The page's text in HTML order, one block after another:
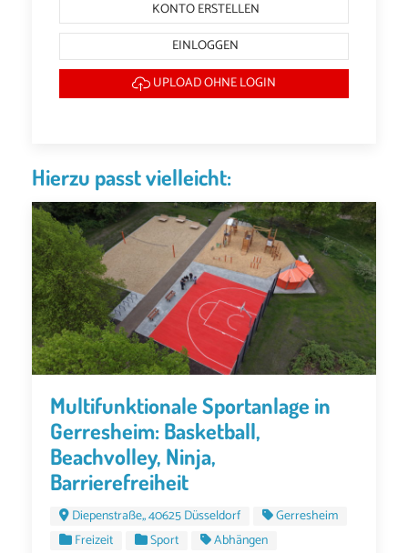
KONTO ERSTELLEN
EINLOGGEN
UPLOAD OHNE LOGIN
Hierzu passt vielleicht:
Multifunktionale Sportanlage in
Gerresheim: Basketball,
Beachvolley, Ninja,
Barrierefreiheit
Diepenstraße,, 40625 Düsseldorf
Gerresheim
Freizeit
Sport
Abhängen